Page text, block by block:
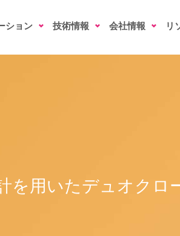
ション 技術情報 会社情報 リ
を用いたデュオクロ